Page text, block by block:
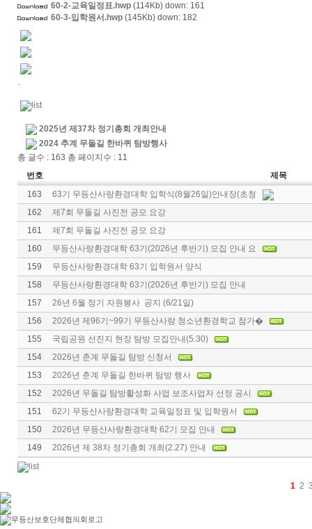
60-2-교육일정표.hwp(114Kb) down: 161
60-3-입학원서.hwp(145Kb) down: 182
.
2025년 제37차 정기총회 개최안내
2024 추계 무돌길 한바퀴 탐방행사
총 글수 : 163 총 페이지수 : 11
번호
제목
163
63기 무등산사랑환경대학 입학식(8월26일)안내장(초청
162
제7회 무돌길 사진전 공모 요강
161
제7회 무돌길 사진전 공모 요강
160
무등산사랑환경대학 63기(2026년 후반기) 모집 안내 요
159
무등산사랑환경대학 63기 입학원서 양식
158
무등산사랑환경대학 63기(2026년 후반기) 모집 안내
157
26년 6월 정기 자원봉사 공지 (6/21일)
156
2026년 제96기~99기 무등산사랑 청소년환경학교 참가�
155
국립공원 선진지 현장 탐방 모집안내(5.30)
154
2026년 춘계 무돌길 탐방 신청서
153
2026년 춘계 무돌길 한바퀴 탐방 행사
152
2026년 무돌길 탐방활성화 사업 보조사업자 선정 공시
151
62기 무등산사랑환경대학 교육일정표 및 입학원서
150
2026년 무등산사랑환경대학 62기 모집 안내
149
2026년 제 38차 정기총회 개최(2.27) 안내
1 2